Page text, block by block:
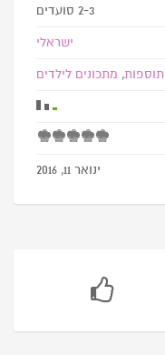
2-3 סועדים
ישראלי
תוספות, מתכונים לילדים
ינואר 11, 2016